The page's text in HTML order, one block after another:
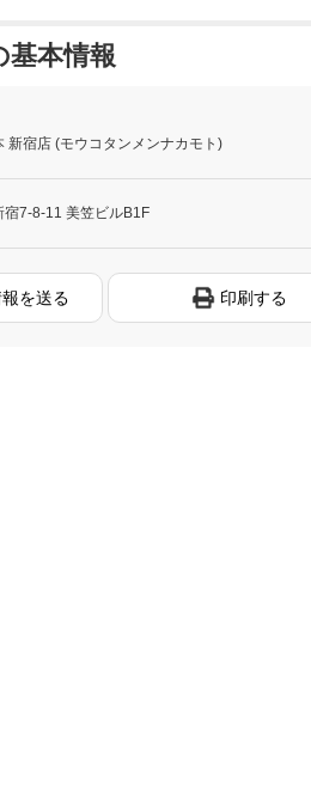
基本情報
新宿店 (モウコタンメンナカモト)
宿7-8-11 美笠ビルB1F
を送る 印刷する